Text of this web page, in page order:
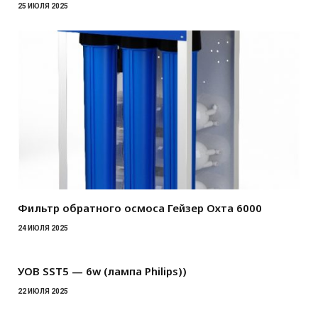
25 ИЮЛЯ 2025
Фильтр обратного осмоса Гейзер Охта 6000
24 ИЮЛЯ 2025
УОВ SST5 — 6w (лампа Philips))
22 ИЮЛЯ 2025